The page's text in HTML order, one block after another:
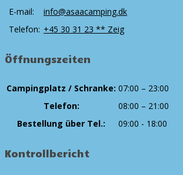
E-mail:
info@asaacamping.dk
Telefon: +45 30 31 23 ** Zeig
Öffnungszeiten
Campingplatz / Schranke: 07:00 – 23:00
Telefon:
08:00 – 21:00
Bestellung über Tel.:
09:00 - 18:00
Kontrollbericht